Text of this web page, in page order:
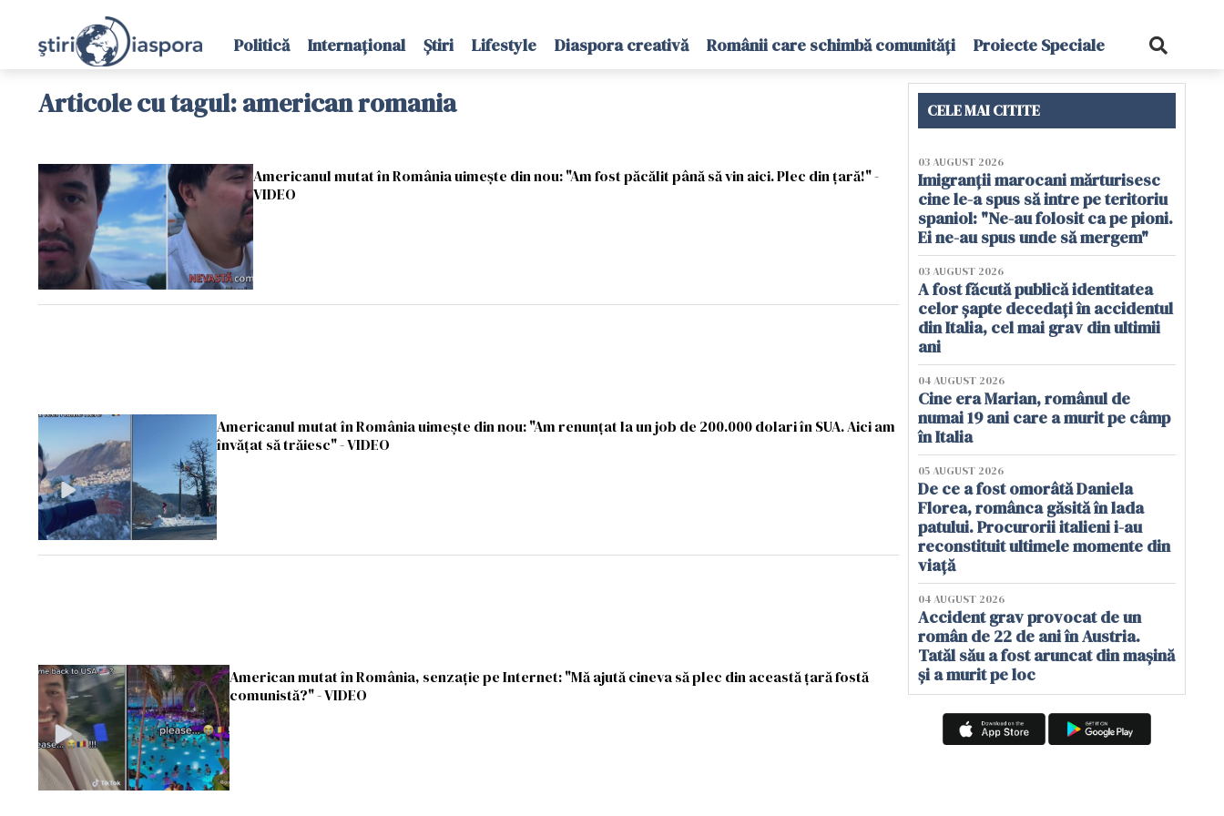
Politică Internațional Știri Lifestyle Diaspora creativă Românii care schimbă comunități Proiecte Speciale
Articole cu tagul: american romania
Americanul mutat în România uimește din nou: "Am fost păcălit până să vin aici. Plec din țară!" -
VIDEO
Americanul mutat în România uimește din nou: "Am renunțat la un job de 200.000 dolari în SUA. Aici am
învățat să trăiesc" - VIDEO
American mutat în România, senzație pe Internet: "Mă ajută cineva să plec din această țară fostă
comunistă?" - VIDEO
CELE MAI CITITE
03 AUGUST 2026
Imigranții marocani mărturisesc
cine le-a spus să intre pe teritoriu
spaniol: "Ne-au folosit ca pe pioni.
Ei ne-au spus unde să mergem"
03 AUGUST 2026
A fost făcută publică identitatea
celor șapte decedați în accidentul
din Italia, cel mai grav din ultimii
ani
04 AUGUST 2026
Cine era Marian, românul de
numai 19 ani care a murit pe câmp
în Italia
05 AUGUST 2026
De ce a fost omorâtă Daniela
Florea, românca găsită în lada
patului. Procurorii italieni i-au
reconstituit ultimele momente din
viață
04 AUGUST 2026
Accident grav provocat de un
român de 22 de ani în Austria.
Tatăl său a fost aruncat din mașină
și a murit pe loc